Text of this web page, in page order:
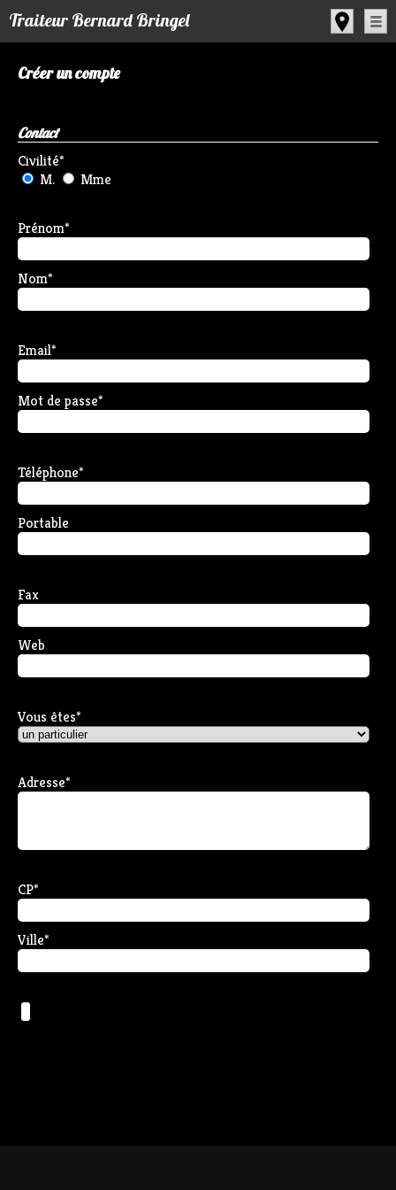
Traiteur Bernard Bringel
Créer un compte
Contact
Civilité*
M.
Mme
Prénom*
Nom*
Email*
Mot de passe*
Téléphone*
Portable
Fax
Web
Vous êtes*
Adresse*
CP*
Ville*
Panneau de gestion des cookies